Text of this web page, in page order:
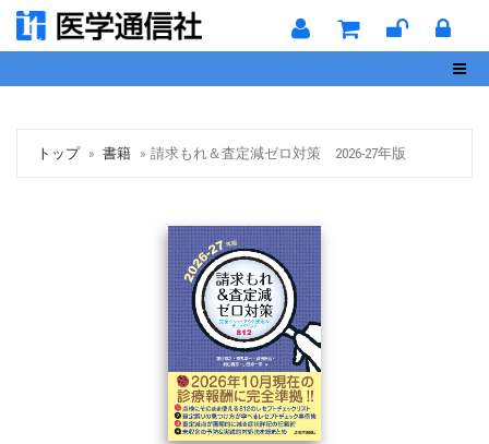
トップ 書籍 請求もれ＆査定減ゼロ対策 2026-27年版